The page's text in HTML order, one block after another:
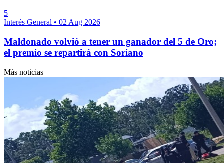
5
Interés General • 02 Aug 2026
Maldonado volvió a tener un ganador del 5 de Oro;
el premio se repartirá con Soriano
Más noticias